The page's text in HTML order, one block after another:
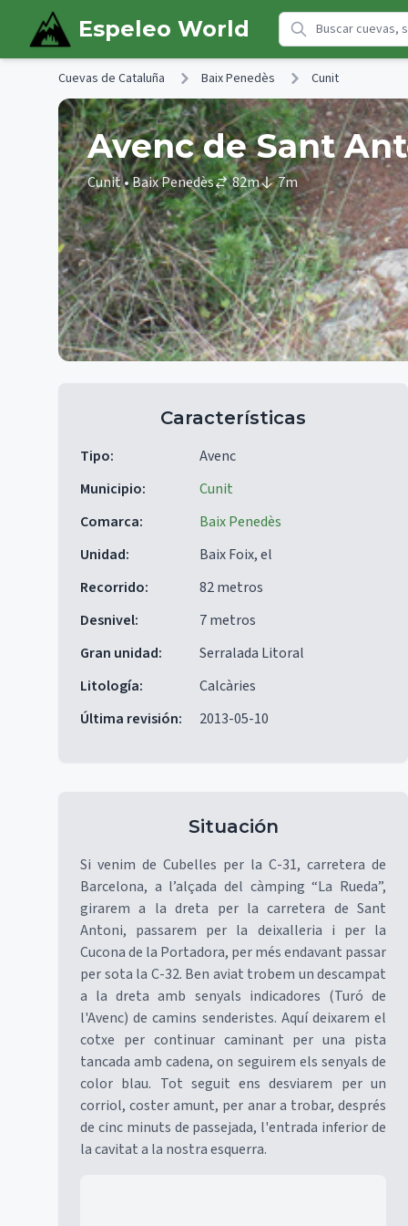
Skip to main content
Espeleo World
Cuevas de Cataluña Baix Penedès Cunit
Avenc de Sant
Cunit• Baix Penedès 82m 7m
Características
Tipo:
Avenc
Municipio:
Cunit
Comarca:
Baix Penedès
Unidad:
Baix Foix, el
Recorrido:
82 metros
Desnivel:
7 metros
Gran unidad:
Serralada Litoral
Litología:
Calcàries
Última revisión: 2013-05-10
Situación
Si venim de Cubelles per la C-31, carretera de
Barcelona, a l’alçada del càmping “La Rueda”,
girarem a la dreta per la carretera de Sant
Antoni, passarem per la deixalleria i per la
Cucona de la Portadora, per més endavant passar
per sota la C-32. Ben aviat trobem un descampat
a la dreta amb senyals indicadores (Turó de
l'Avenc) de camins senderistes. Aquí deixarem el
cotxe per continuar caminant per una pista
tancada amb cadena, on seguirem els senyals de
color blau. Tot seguit ens desviarem per un
corriol, coster amunt, per anar a trobar, després
de cinc minuts de passejada, l'entrada inferior de
la cavitat a la nostra esquerra.